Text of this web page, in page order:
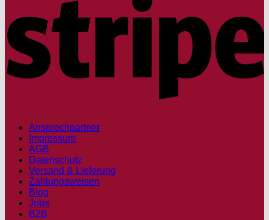
Ansprechpartner
Impressum
AGB
Datenschutz
Versand & Lieferung
Zahlungsweisen
Blog
Jobs
B2B